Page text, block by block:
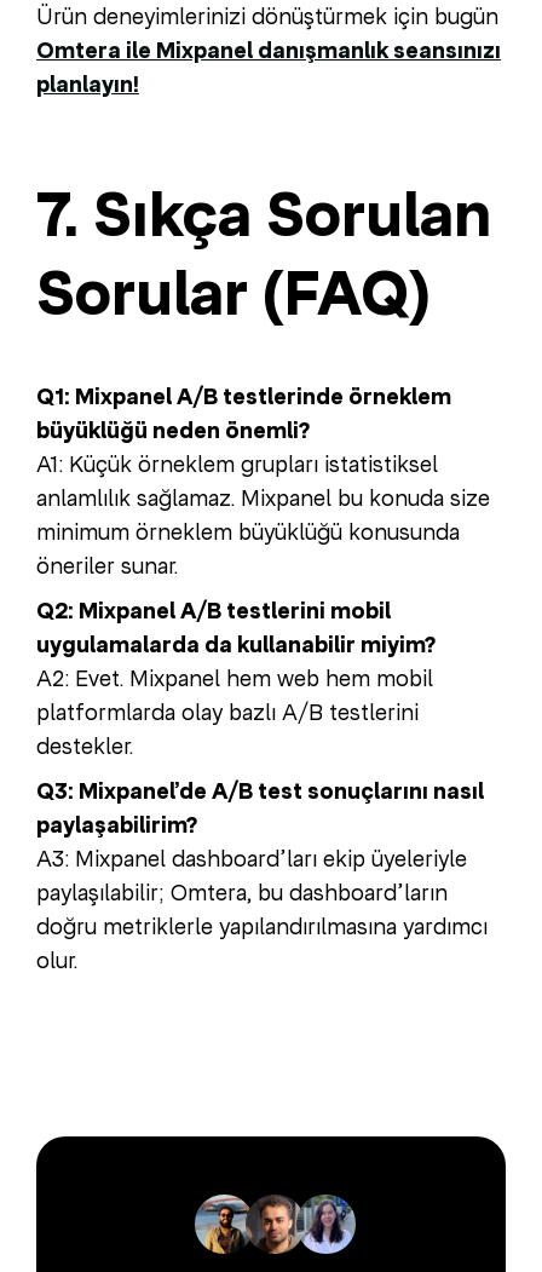
Ürün deneyimlerinizi dönüştürmek için bugün
Omtera ile Mixpanel danışmanlık seansınızı
planlayın!
7. Sıkça Sorulan
Sorular (FAQ)
Q1: Mixpanel A/B testlerinde örneklem
büyüklüğü neden önemli?
A1: Küçük örneklem grupları istatistiksel
anlamlılık sağlamaz. Mixpanel bu konuda size
minimum örneklem büyüklüğü konusunda
öneriler sunar.
Q2: Mixpanel A/B testlerini mobil
uygulamalarda da kullanabilir miyim?
A2: Evet. Mixpanel hem web hem mobil
platformlarda olay bazlı A/B testlerini
destekler.
Q3: Mixpanel’de A/B test sonuçlarını nasıl
paylaşabilirim?
A3: Mixpanel dashboard’ları ekip üyeleriyle
paylaşılabilir; Omtera, bu dashboard’ların
doğru metriklerle yapılandırılmasına yardımcı
olur.